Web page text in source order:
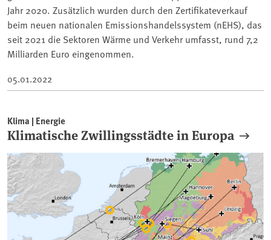
Jahr 2020. Zusätzlich wurden durch den Zertifikateverkauf
beim neuen nationalen Emissionshandelssystem (nEHS), das
seit 2021 die Sektoren Wärme und Verkehr umfasst, rund 7,2
Milliarden Euro eingenommen.
05.01.2022
Klima | Energie
Klimatische Zwillingsstädte in Europa